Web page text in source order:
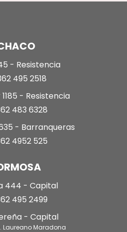
- Resistencia
495 2518
- Resistencia
483 6328
- Barranqueras
4952 525
444 - Capital
495 2499
- Capital
Laureano Maradona